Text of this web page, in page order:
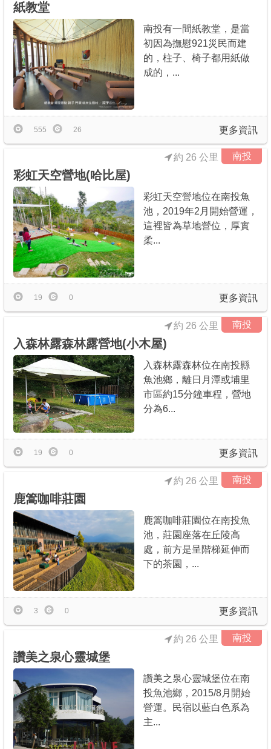
紙教堂
南投有一間紙教堂，是當
初因為撫慰921災民而建
的，柱子、椅子都用紙做
成的，...
更多資訊
555 26
南投
彩虹天空營地(哈比屋)
約 26 公里
彩虹天空營地位在南投魚
池，2019年2月開始營運，
這裡皆為草地營位，厚實
柔...
更多資訊
19 0
南投
入森林露森林露營地(小木屋)
約 26 公里
入森林露森林位在南投縣
魚池鄉，離日月潭或埔里
市區約15分鐘車程，營地
分為6...
更多資訊
19 0
南投
鹿篙咖啡莊園
約 26 公里
鹿篙咖啡莊園位在南投魚
池，莊園座落在丘陵高
處，前方是呈階梯延伸而
下的茶園，...
更多資訊
3 0
南投
讚美之泉心靈城堡
約 26 公里
讚美之泉心靈城堡位在南
投魚池鄉，2015/8月開始
營運。民宿以藍白色系為
主...